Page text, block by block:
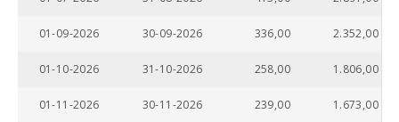
Ferry - Puerto
tren
Palma (km):
01-09-2026 30-09-2026 336,00 2.352,00
01-10-2026 31-10-2026 258,00 1.806,00
01-11-2026 30-11-2026 239,00 1.673,00